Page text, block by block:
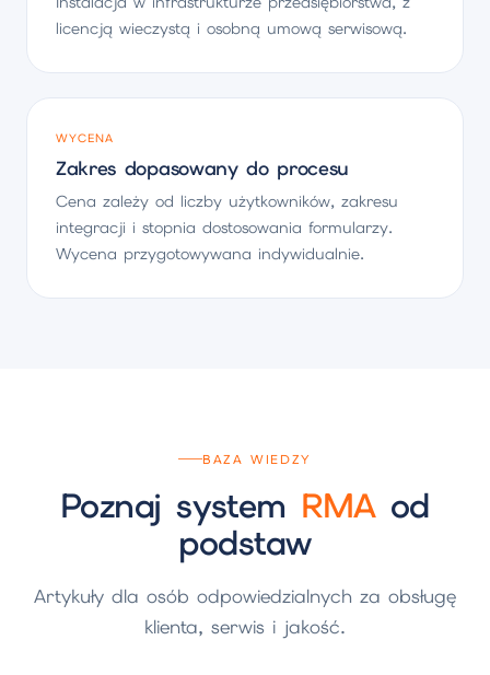
licencją wieczystą i osobną umową serwisową.
WYCENA
Zakres dopasowany do procesu
Cena zależy od liczby użytkowników, zakresu
integracji i stopnia dostosowania formularzy.
Wycena przygotowywana indywidualnie.
BAZA WIEDZY
Poznaj system RMAod
podstaw
Artykuły dla osób odpowiedzialnych za obsługę
klienta, serwis i jakość.